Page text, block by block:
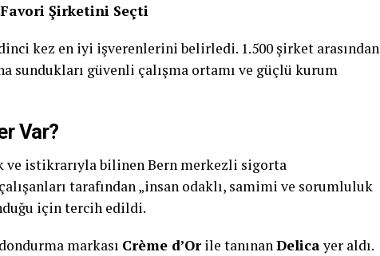
Favori Şirketini Seçti
kez en iyi işverenlerini belirledi. 1.500 şirket arasından
sundukları güvenli çalışma ortamı ve güçlü kurum
Var?
ve istikrarıyla bilinen Bern merkezli sigorta
tarafından „insan odaklı, samimi ve sorumluluk
için tercih edildi.
markası Crème d’Orile tanınanDelicayer aldı.